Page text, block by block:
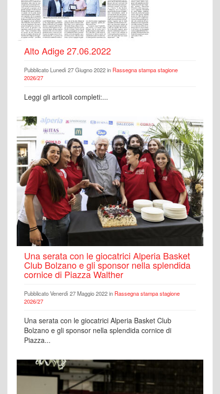
Alto Adige 27.06.2022
Pubblicato Lunedì 27 Giugno 2022 in Rassegna stampa stagione
2026/27
Leggi gli articoli completi:...
Una serata con le giocatrici Alperia Basket
Club Bolzano e gli sponsor nella splendida
cornice di Piazza Walther
Pubblicato Venerdì 27 Maggio 2022 in Rassegna stampa stagione
2026/27
Una serata con le giocatrici Alperia Basket Club
Bolzano e gli sponsor nella splendida cornice di
Piazza...